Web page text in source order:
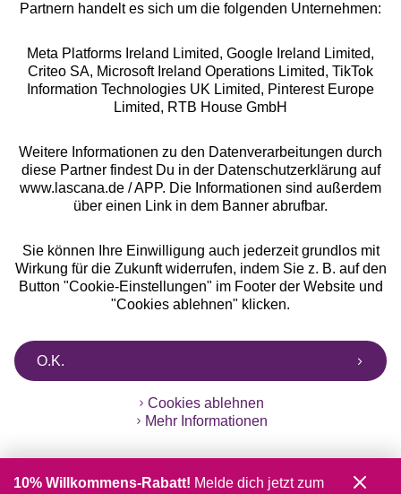
Alle Preise inkl. MwSt., zzgl.
Versandkosten
** Bonität vorausgesetzt, berechtigt zur Bonitätsprüfung
Partnern handelt es sich um die folgenden Unternehmen:
Meta Platforms Ireland Limited, Google Ireland Limited,
Criteo SA, Microsoft Ireland Operations Limited, TikTok
Information Technologies UK Limited, Pinterest Europe
Limited, RTB House GmbH
Weitere Informationen zu den Datenverarbeitungen durch
diese Partner findest Du in der Datenschutzerklärung auf
www.lascana.de / APP. Die Informationen sind außerdem
über einen Link in dem Banner abrufbar.
Sie können Ihre Einwilligung auch jederzeit grundlos mit
Wirkung für die Zukunft widerrufen, indem Sie z. B. auf den
Button "Cookie-Einstellungen" im Footer der Website und
"Cookies ablehnen" klicken.
O.K.
Cookies ablehnen
Mehr Informationen
10% Willkommens-Rabatt! Melde dich jetzt zum